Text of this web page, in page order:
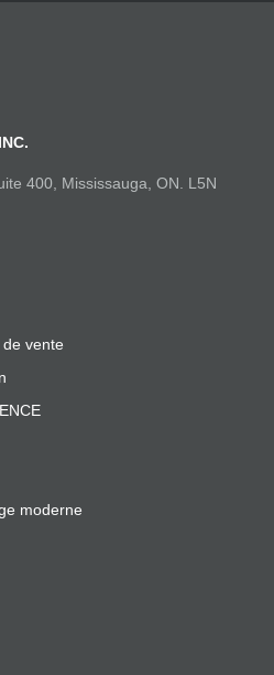
400, Mississauga, ON. L5N
vente
moderne